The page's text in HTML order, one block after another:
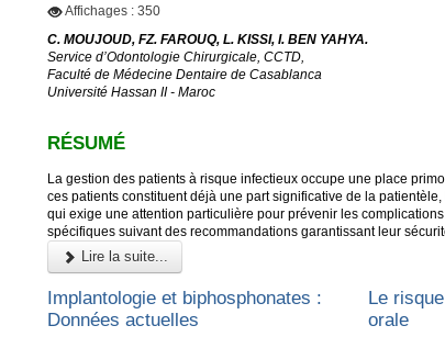
Affichages : 350
C. MOUJOUD, FZ. FAROUQ, L. KISSI, I. BEN YAHYA.
Service d’Odontologie Chirurgicale, CCTD,
Faculté de Médecine Dentaire de Casablanca
Université Hassan II - Maroc
RÉSUMÉ
La gestion des patients à risque infectieux occupe une place
ces patients constituent déjà une part significative de la
qui exige une attention particulière pour prévenir les
spécifiques suivant des recommandations garantissant leur
Lire la suite...
Implantologie et biphosphonates :
Données actuelles
Le
orale